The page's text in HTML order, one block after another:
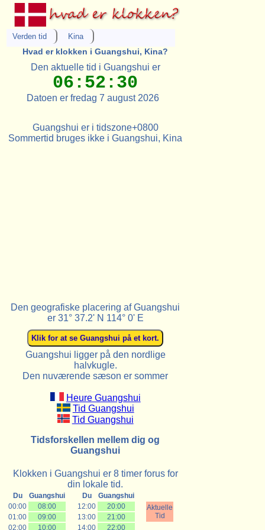
Verden tid Kina
Hvad er klokken i Guangshui, Kina?
Den aktuelle tid i Guangshui er
06:52:30
Datoen er fredag 7 august 2026
Guangshui er i tidszone+0800
Sommertid bruges ikke i Guangshui, Kina
Den geografiske placering af Guangshui
er 31° 37.2' N 114° 0' E
Guangshui ligger på den nordlige
halvkugle.
Den nuværende sæson er sommer
Heure Guangshui
Tid Guangshui
Tid Guangshui
Tidsforskellen mellem dig og
Guangshui
Klokken i Guangshui er 8 timer forus for
din lokale tid.
Du Guangshui Du
Guangshui
00:00
08:00 12:00 20:00
Aktuelle
Tid
01:00 09:00 13:00
21:00
02:00
10:00 14:00 22:00